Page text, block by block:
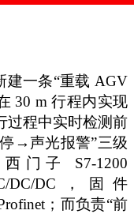
建一条“重载 AGV
30 m 行程内实现
过程中实时检测前
→声光报警”三级
门子 S7-1200
DC/DC，固件
；而负责“前